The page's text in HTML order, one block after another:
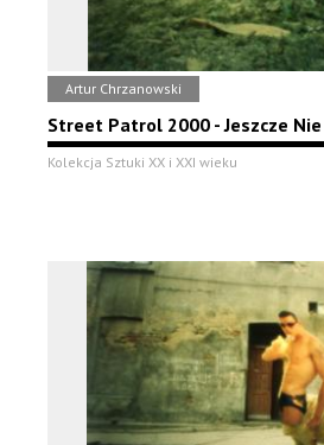
Artur Chrzanowski
Street Patrol 2000 - Jeszcze
Kolekcja Sztuki XX i XXI wieku